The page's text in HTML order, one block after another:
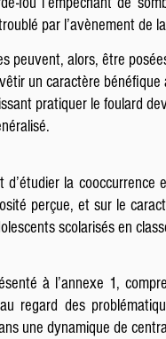
par l’avènement de
peuvent, alors, être
un caractère bénéfique
pratiquer le foulard
la
perçue, et sur le
scolarisés en
à l’annexe 1,
regard des
une dynamique de